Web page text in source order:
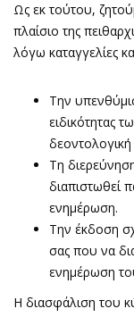
Ως εκ τούτου,
πλαίσιο της
λόγω καταγγελίες
Την
ειδικότητας
Τη
διαπιστωθεί
ενημέρωση.
Την έκδοση
σας που να
ενημέρωση
Η διασφάλιση του